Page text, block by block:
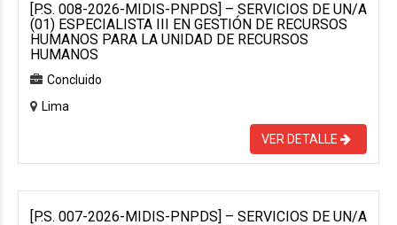
[P.S. 008-2026-MIDIS-PNPDS] – SERVICIOS DE UN/A
(01) ESPECIALISTA III EN GESTIÓN DE RECURSOS
HUMANOS PARA LA UNIDAD DE RECURSOS
HUMANOS
Concluido
Lima
VER DETALLE
[P.S. 007-2026-MIDIS-PNPDS] – SERVICIOS DE UN/A